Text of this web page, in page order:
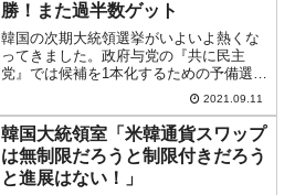
勝！また過半数ゲット
韓国の次期大統領選挙がいよいよ熱くな
ってきました。政府与党の『共に民主
党』では候補を1本化するための予備選挙
が行われていますが、地域を回る巡回選
挙です。先週末は「09月04日：大田・忠
南」「09月05日：世宗・忠清北道」でし
たが、本日202...
2021.09.11
韓国大統領室「米韓通貨スワップ
は無制限だろうと制限付きだろう
と進展はない！」